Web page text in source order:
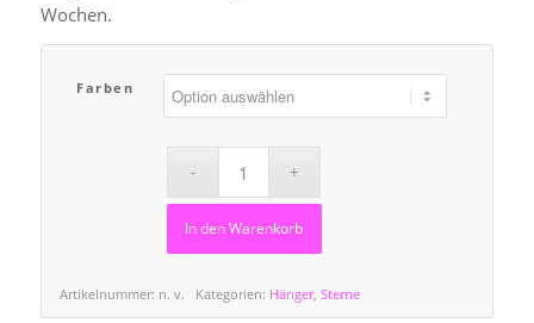
Wochen.
Farben
In den Warenkorb
Artikelnummer: n. v. Kategorien: Hänger, Sterne